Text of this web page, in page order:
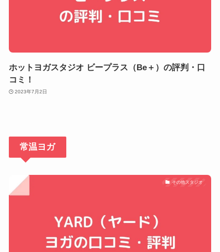
ホットヨガスタジオ ビープラス（Be＋）の評判・口
コミ！
2023年7月2日
常温ヨガ
その他スタジオ